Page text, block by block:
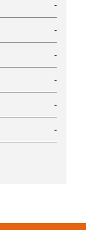
-
-
-
-
-
-